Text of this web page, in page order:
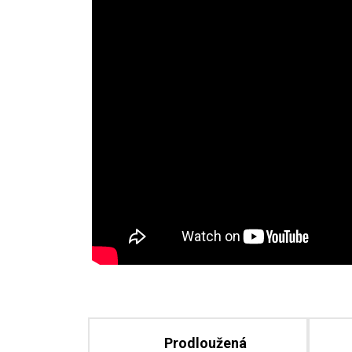
Prodloužená